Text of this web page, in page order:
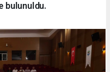
bulunuldu.